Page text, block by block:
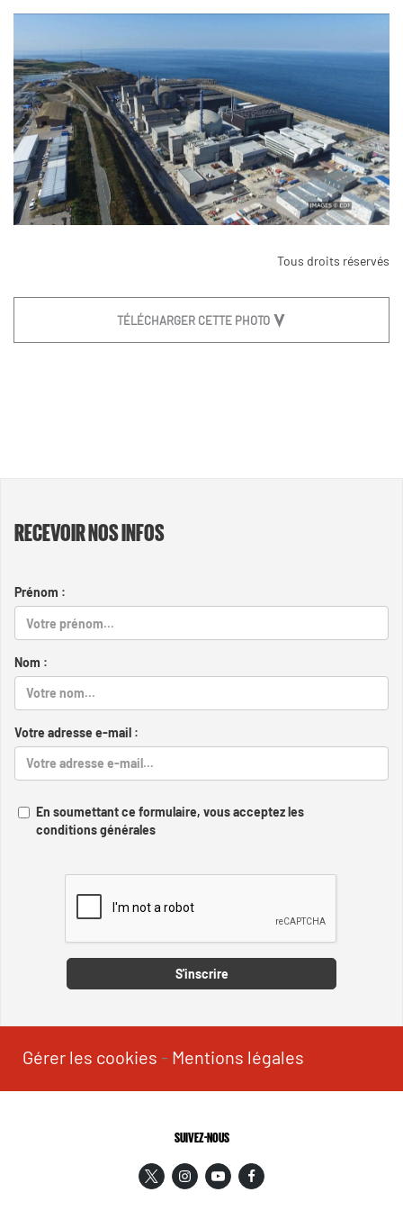
Tous droits réservés
TÉLÉCHARGER CETTE PHOTO
RECEVOIR NOS INFOS
Prénom :
Nom :
Votre adresse e-mail :
En soumettant ce formulaire, vous acceptez les
conditions générales
S'inscrire
Gérer les cookies - Mentions légales
SUIVEZ-NOUS